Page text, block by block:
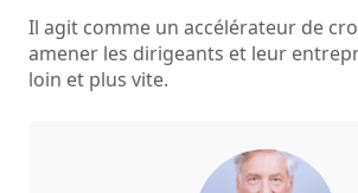
Il agit comme un accélérateur de
amener les dirigeants et leur
loin et plus vite.